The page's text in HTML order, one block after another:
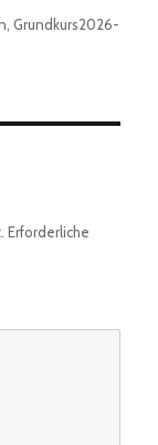
Grundkurs2026-
Erforderliche